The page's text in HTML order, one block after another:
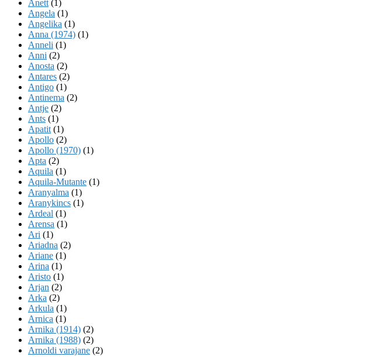
Anett (1)
Angela (1)
Angelika (1)
Anna (1974) (1)
Anneli (1)
Anni (2)
Anosta (2)
Antares (2)
Antigo (1)
Antinema (2)
Antje (2)
Ants (1)
Apatit (1)
Apollo (2)
Apollo (1970) (1)
Apta (2)
Aquila (1)
Aquila-Mutante (1)
Aranyalma (1)
Aranykincs (1)
Ardeal (1)
Arensa (1)
Ari (1)
Ariadna (2)
Ariane (1)
Arina (1)
Aristo (1)
Arjan (2)
Arka (2)
Arkula (1)
Arnica (1)
Arnika (1914) (2)
Arnika (1988) (2)
Arnoldi varajane (2)